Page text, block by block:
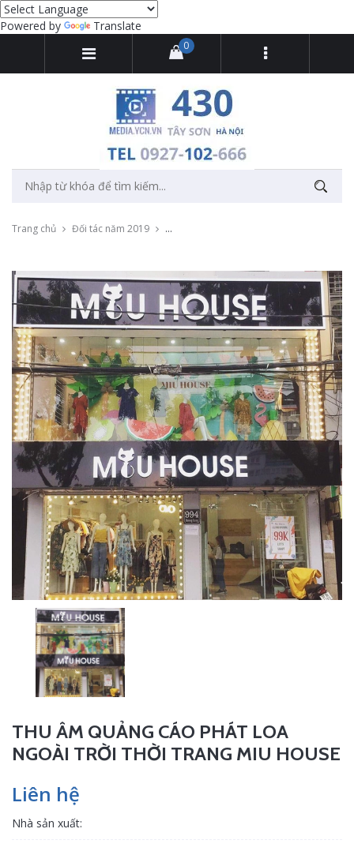
Powered by Translate
0
Trang chủ Đối tác năm 2019 Thu âm quảng cáo phát loa ngoài trời
THU ÂM QUẢNG CÁO PHÁT LOA
NGOÀI TRỜI THỜI TRANG MIU HOUSE
Liên hệ
Nhà sản xuất: